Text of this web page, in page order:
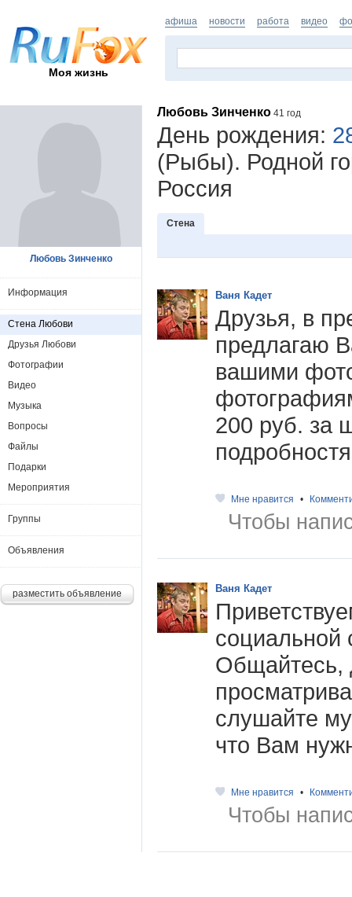
Моя жизнь
афиша новости работа видео
Любовь Зинченко 41 год
День рождения:
(Рыбы). Родной
Россия
Стена
Ваня Кадет
Друзья, в
предлагаю
вашими
200 руб. за
Мне нравится •
Чтобы
Ваня Кадет
Общайтесь,
слушайте
что Вам
Мне нравится •
Чтобы
Любовь Зинченко
Информация
Стена Любови
Друзья Любови
Фотографии
Видео
Музыка
Вопросы
Файлы
Подарки
Мероприятия
Группы
Объявления
разместить объявление